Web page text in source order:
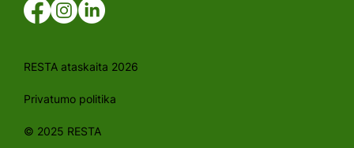
RESTA ataskaita 2026
Privatumo politika
© 2025 RESTA